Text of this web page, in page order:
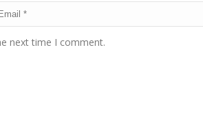
next time I comment.